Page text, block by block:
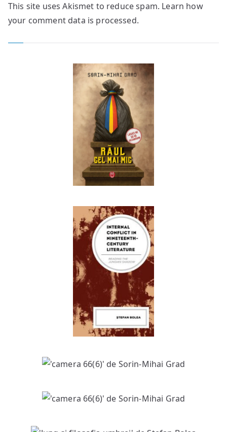
This site uses Akismet to reduce spam. Learn how
your comment data is processed.